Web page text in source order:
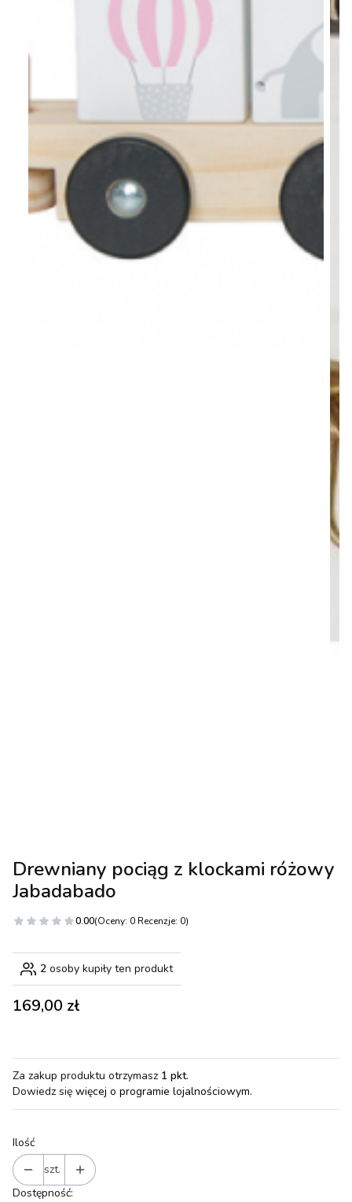
Drewniany pociąg z klockami różowy
Jabadabado
0.00(Oceny: 0 Recenzje: 0)
2 osoby kupiły ten produkt
Cena
169,00 zł
Za zakup produktu otrzymasz 1 pkt.
Dowiedz się więcej o programie lojalnościowym.
Ilość
szt.
Dostępność: